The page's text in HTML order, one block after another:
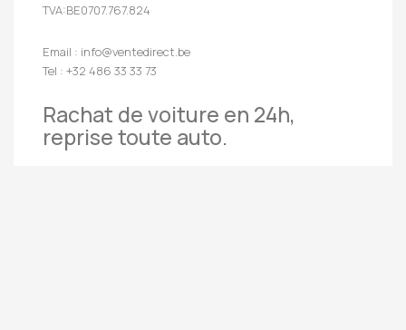
TVA:BE0707.767.824
Email : info@ventedirect.be
Tel : +32 486 33 33 73
Rachat de voiture en 24h,
reprise toute auto.